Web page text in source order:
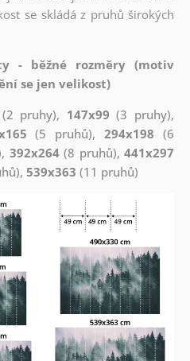
se skládá z pruhů širokých
- běžné rozměry (motiv
se jen velikost)
(2 pruhy), 147x99 (3 pruhy),
(5 pruhů),294x198 (6
392x264(8 pruhů),441x297
539x363 (11 pruhů)